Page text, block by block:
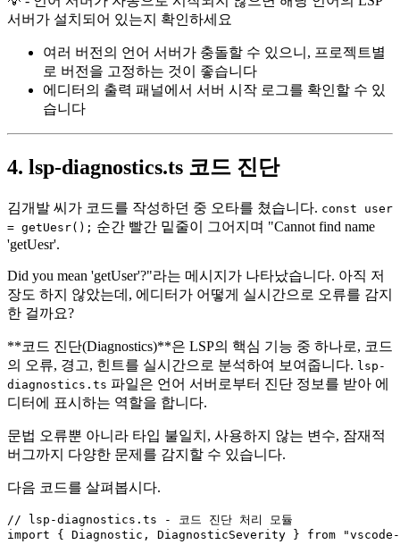
서버가 설치되어 있는지 확인하세요
여러 버전의 언어 서버가 충돌할 수 있으니, 프로젝트별
로 버전을 고정하는 것이 좋습니다
에디터의 출력 패널에서 서버 시작 로그를 확인할 수 있
습니다
4. lsp-diagnostics.ts 코드 진단
김개발 씨가 코드를 작성하던 중 오타를 쳤습니다. const user
= getUesr(); 순간 빨간 밑줄이 그어지며 "Cannot find name
'getUesr'.
Did you mean 'getUser'?"라는 메시지가 나타났습니다. 아직 저
장도 하지 않았는데, 에디터가 어떻게 실시간으로 오류를 감지
한 걸까요?
**코드 진단(Diagnostics)**은 LSP의 핵심 기능 중 하나로, 코드
의 오류, 경고, 힌트를 실시간으로 분석하여 보여줍니다. lsp-
diagnostics.ts 파일은 언어 서버로부터 진단 정보를 받아 에
디터에 표시하는 역할을 합니다.
문법 오류뿐 아니라 타입 불일치, 사용하지 않는 변수, 잠재적
버그까지 다양한 문제를 감지할 수 있습니다.
다음 코드를 살펴봅시다.
// lsp-diagnostics.ts - 코드 진단 처리 모듈
import { Diagnostic , DiagnosticSeverity } from